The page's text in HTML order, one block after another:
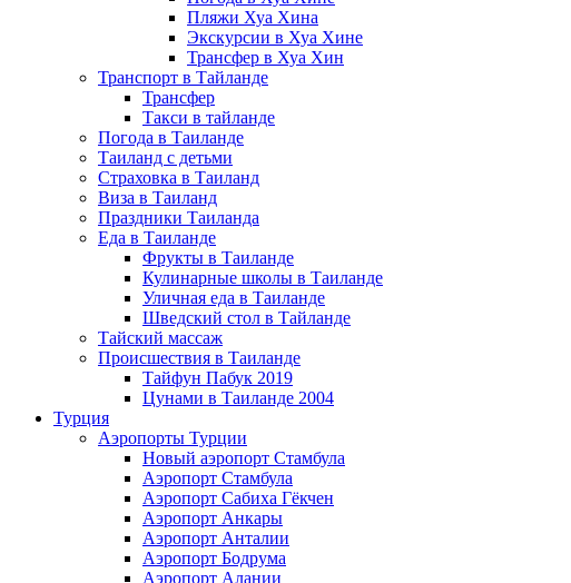
Пляжи Хуа Хина
Экскурсии в Хуа Хине
Трансфер в Хуа Хин
Транспорт в Тайланде
Трансфер
Такси в тайланде
Погода в Таиланде
Таиланд с детьми
Страховка в Таиланд
Виза в Таиланд
Праздники Таиланда
Еда в Таиланде
Фрукты в Таиланде
Кулинарные школы в Таиланде
Уличная еда в Таиланде
Шведский стол в Тайланде
Тайский массаж
Происшествия в Таиланде
Тайфун Пабук 2019
Цунами в Таиланде 2004
Турция
Аэропорты Турции
Новый аэропорт Стамбула
Аэропорт Стамбула
Аэропорт Сабиха Гёкчен
Аэропорт Анкары
Аэропорт Анталии
Аэропорт Бодрума
Аэропорт Алании